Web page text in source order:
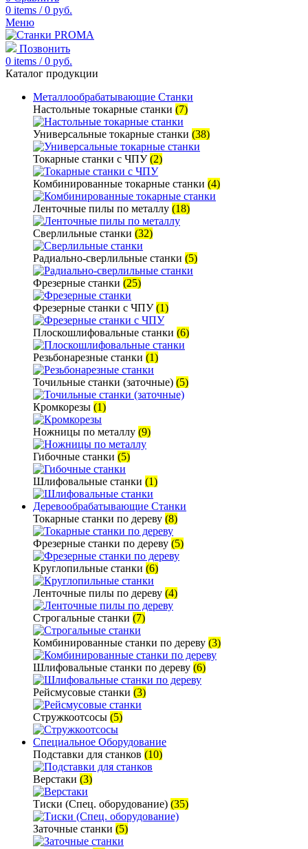
0 items / 0 руб.
Меню
Позвонить
0 items / 0 руб.
Каталог продукции
Металлообрабатывающие Станки
Настольные токарные станки (7)
Универсальные токарные станки (38)
Токарные станки с ЧПУ(2)
Комбинированные токарные станки (4)
Ленточные пилы по металлу (18)
Сверлильные станки (32)
Радиально-сверлильные станки (5)
Фрезерные станки (25)
Фрезерные станки с ЧПУ(1)
Плоскошлифовальные станки (6)
Резьбонарезные станки (1)
Точильные станки (заточные) (5)
Кромкорезы (1)
Ножницы по металлу (9)
Гибочные станки (5)
Шлифовальные станки (1)
Деревообрабатывающие Станки
Токарные станки по дереву (8)
Фрезерные станки по дереву (5)
Круглопильные станки (6)
Ленточные пилы по дереву (4)
Строгальные станки (7)
Комбинированные станки по дереву (3)
Шлифовальные станки по дереву (6)
Рейсмусовые станки (3)
Стружкоотсосы (5)
Специальное Оборудование
Подставки для станков (10)
Верстаки (3)
Тиски (Спец. оборудование) (35)
Заточные станки (5)